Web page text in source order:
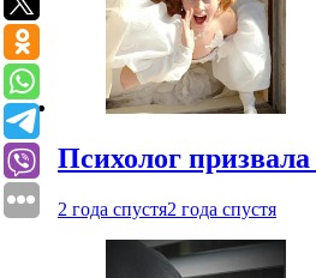
Психолог
2 года спустя2 года спустя